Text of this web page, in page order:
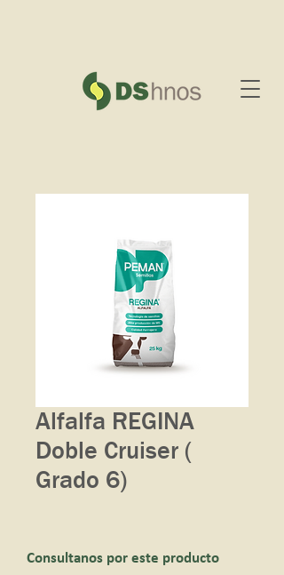
Alfalfa REGINA
Doble Cruiser (
Grado 6)
Consultanos por este producto